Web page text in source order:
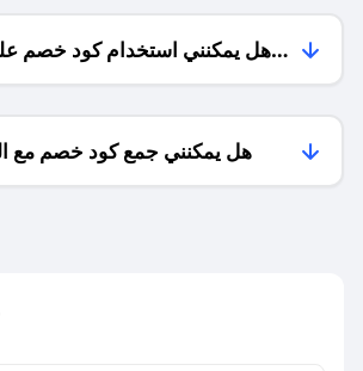
هل يمكنني استخدام كود خصم
هل يمكنني جمع كود خصم مع